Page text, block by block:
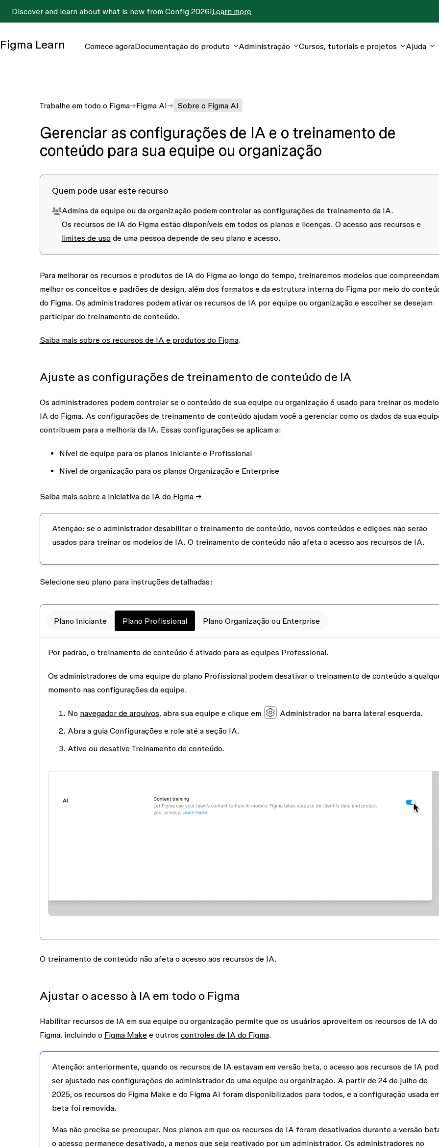
Discover and learn about what is new from Config 2026!Learn more
Figma Learn Comece agoraDocumentação do produto Administração Cursos, tutoriais e projetos Ajuda
Trabalhe em todo o Figma Figma AI Sobre o Figma AI
Gerenciar as configurações de IA e o treinamento de
conteúdo para sua equipe ou organização
Quem pode usar este recurso
Admins da equipe ou da organização podem controlar as configurações de treinamento da IA.
Os recursos de IA do Figma estão disponíveis em todos os planos e licenças. O acesso aos recursos e
limites de uso de uma pessoa depende de seu plano e acesso.
Para melhorar os recursos e produtos de IA do Figma ao longo do tempo, treinaremos modelos que compreendam
melhor os conceitos e padrões de design, além dos formatos e da estrutura interna do Figma por meio do
do Figma. Os administradores podem ativar os recursos de IA por equipe ou organização e escolher se desejam
participar do treinamento de conteúdo.
Saiba mais sobre os recursos de IA e produtos do Figma.
Ajuste as configurações de treinamento de conteúdo de IA
Os administradores podem controlar se o conteúdo de sua equipe ou organização é usado para treinar os
IA do Figma. As configurações de treinamento de conteúdo ajudam você a gerenciar como os dados da sua
contribuem para a melhoria da IA. Essas configurações se aplicam a:
Nível de equipe para os planos Iniciante e Profissional
Nível de organização para os planos Organização e Enterprise
Saiba mais sobre a iniciativa de IA do Figma →
Atenção: se o administrador desabilitar o treinamento de conteúdo, novos conteúdos e edições não serão
usados para treinar os modelos de IA. O treinamento de conteúdo não afeta o acesso aos recursos de IA.
Selecione seu plano para instruções detalhadas:
Plano Iniciante Plano Profissional Plano Organização ou Enterprise
Por padrão, o treinamento de conteúdo é ativado para as equipes Professional.
Os administradores de uma equipe do plano Profissional podem desativar o treinamento de conteúdo a
momento nas configurações da equipe.
No navegador de arquivos, abra sua equipe e clique em Administradorna barra lateral esquerda.
Abra a guia Configuraçõese role até a seção IA.
Ative ou desative Treinamento de conteúdo.
O treinamento de conteúdo não afeta o acesso aos recursos de IA.
Ajustar o acesso à IA em todo o Figma
Habilitar recursos de IA em sua equipe ou organização permite que os usuários aproveitem os recursos de IA do
Figma, incluindo o Figma Makee outros controles de IA do Figma.
Atenção: anteriormente, quando os recursos de IA estavam em versão beta, o acesso aos recursos de IA
ser ajustado nas configurações de administrador de uma equipe ou organização. A partir de 24 de julho de
2025, os recursos do Figma Make e do Figma AI foram disponibilizados para todos, e a configuração usada
beta foi removida.
Mas não precisa se preocupar. Nos planos em que os recursos de IA foram desativados durante a versão
o acesso permanece desativado, a menos que seja reativado por um administrador. Os administradores no